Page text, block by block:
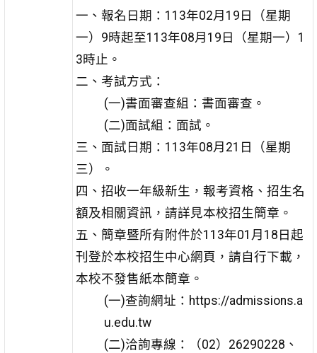
一、報名日期：113年02月19日（星期
一）9時起至113年08月19日（星期一）1
3時止。
二、考試方式：
(一)書面審查組：書面審查。
(二)面試組：面試。
三、面試日期：113年08月21日（星期
三）。
四、招收一年級新生，報考資格、招生名
額及相關資訊，請詳見本校招生簡章。
五、簡章暨所有附件於113年01月18日起
刊登於本校招生中心網頁，請自行下載，
本校不發售紙本簡章。
(一)查詢網址：https://admissions.a
u.edu.tw
(二)洽詢專線：（02）26290228、